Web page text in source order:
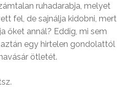
ruhadarabja, melyet
fel, de sajnálja kidobni, mert
őket annál? Eddig, mi sem
egy hirtelen gondolattól
ötletét.